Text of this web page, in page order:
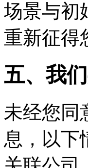
场景与初
重新征得
五、我
未经您同
息，以下